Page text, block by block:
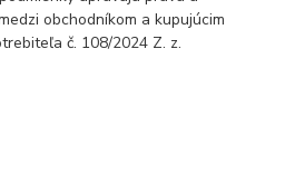
obchodníkom a kupujúcim
č. 108/2024 Z. z.